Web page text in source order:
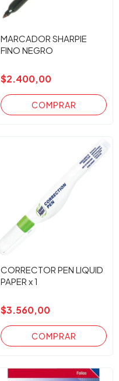
MARCADOR SHARPIE
FINO NEGRO
$2.400,00
CORRECTOR PEN LIQUID
PAPER x 1
$3.560,00